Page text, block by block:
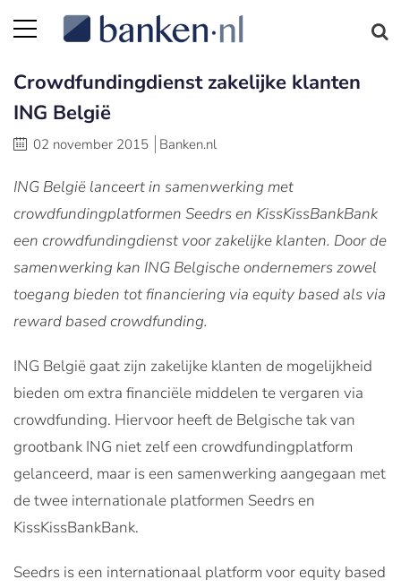
Crowdfundingdienst zakelijke klanten
ING België
02 november 2015 Banken.nl
ING België lanceert in samenwerking met
crowdfundingplatformen Seedrs en KissKissBankBank
een crowdfundingdienst voor zakelijke klanten. Door de
samenwerking kan ING Belgische ondernemers zowel
toegang bieden tot financiering via equity based als via
reward based crowdfunding.
ING België gaat zijn zakelijke klanten de mogelijkheid
bieden om extra financiële middelen te vergaren via
crowdfunding. Hiervoor heeft de Belgische tak van
grootbank ING niet zelf een crowdfundingplatform
gelanceerd, maar is een samenwerking aangegaan met
de twee internationale platformen Seedrs en
KissKissBankBank.
Seedrs is een internationaal platform voor equity based